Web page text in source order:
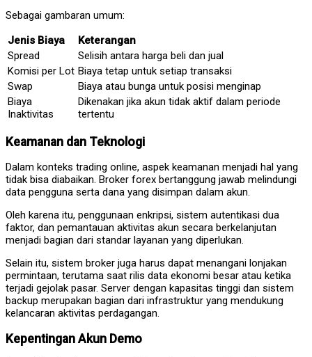
Sebagai gambaran umum:
Jenis Biaya
Keterangan
Spread
Selisih antara harga beli dan jual
Komisi per Lot Biaya tetap untuk setiap transaksi
Swap
Biaya atau bunga untuk posisi menginap
Biaya
Inaktivitas
Dikenakan jika akun tidak aktif dalam periode
tertentu
Keamanan dan Teknologi
Dalam konteks trading online, aspek keamanan menjadi hal yang
tidak bisa diabaikan. Broker forex bertanggung jawab melindungi
data pengguna serta dana yang disimpan dalam akun.
Oleh karena itu, penggunaan enkripsi, sistem autentikasi dua
faktor, dan pemantauan aktivitas akun secara berkelanjutan
menjadi bagian dari standar layanan yang diperlukan.
Selain itu, sistem broker juga harus dapat menangani lonjakan
permintaan, terutama saat rilis data ekonomi besar atau ketika
terjadi gejolak pasar. Server dengan kapasitas tinggi dan sistem
backup merupakan bagian dari infrastruktur yang mendukung
kelancaran aktivitas perdagangan.
Kepentingan Akun Demo